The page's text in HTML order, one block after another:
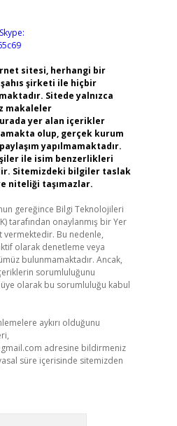
Skype:
sitesi, herhangi bir
şirketi ile hiçbir
Sitede yalnızca
makaleler
yer alan içerikler
olup, gerçek kurum
yapılmamaktadır.
ile isim benzerlikleri
Sitemizdeki bilgiler taslak
niteliği taşımazlar.
gereğince Bilgi Teknolojileri
tarafından onaylanmış bir Yer
vermektedir. Bu nedenle,
olarak denetleme veya
bulunmamaktadır. Ancak,
sorumluluğunu
olarak bu sorumluluğu kabul
aykırı olduğunu
adresine bildirmeniz
süre içerisinde sitemizden